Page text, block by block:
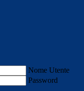
Nome Utente
Password